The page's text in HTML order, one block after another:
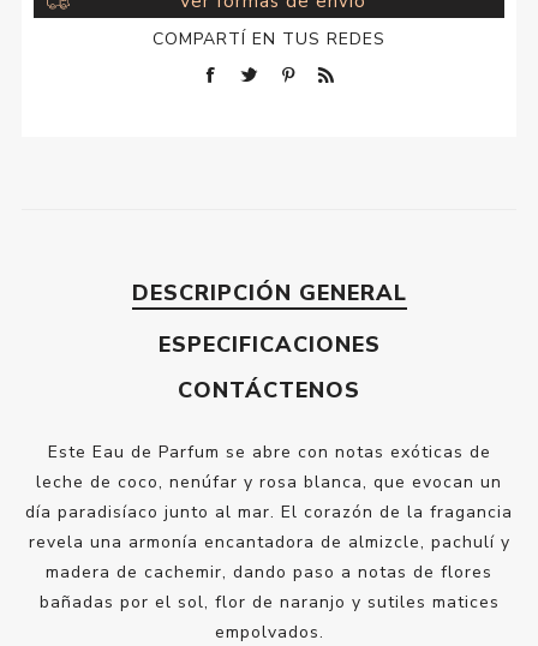
COMPARTÍ EN TUS REDES
DESCRIPCIÓN GENERAL
ESPECIFICACIONES
CONTÁCTENOS
Este Eau de Parfum se abre con notas exóticas de
leche de coco, nenúfar y rosa blanca, que evocan un
día paradisíaco junto al mar. El corazón de la fragancia
revela una armonía encantadora de almizcle, pachulí y
madera de cachemir, dando paso a notas de flores
bañadas por el sol, flor de naranjo y sutiles matices
empolvados.